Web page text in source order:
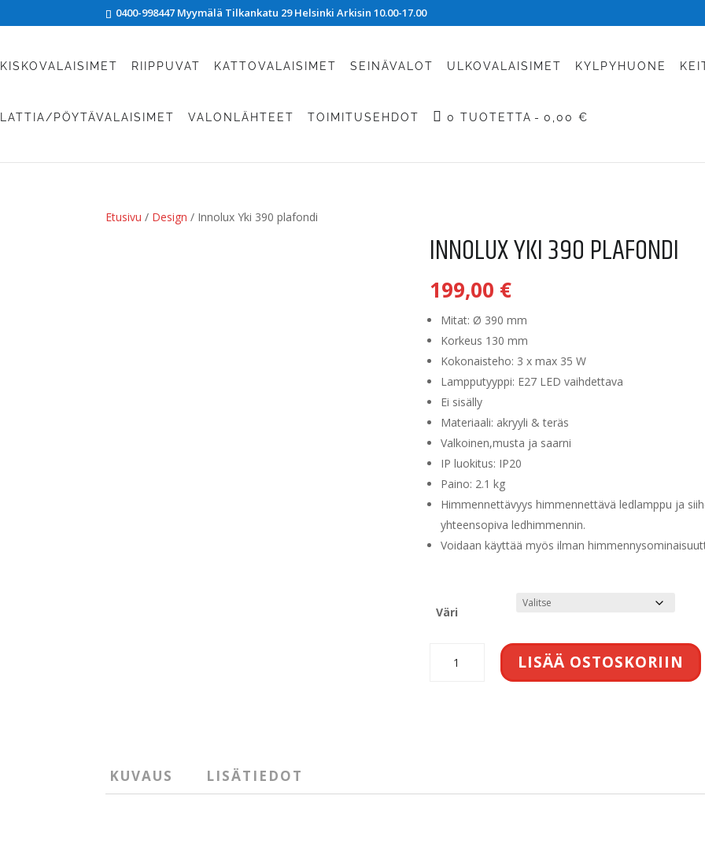
0400-998447 Myymälä Tilkankatu 29 Helsinki Arkisin 10.00-17.00
KISKOVALAISIMET RIIPPUVAT KATTOVALAISIMET SEINÄVALOT ULKOVALAISIMET KYLPYHUONE
LATTIA/PÖYTÄVALAISIMET VALONLÄHTEET TOIMITUSEHDOT 0 TUOTETTA 0,00 €
Etusivu / Design / Innolux Yki 390 plafondi
INNOLUX YKI 390 PLAFONDI
199,00 €
Mitat: Ø 390 mm
Korkeus 130 mm
Kokonaisteho: 3 x max 35 W
Lampputyyppi: E27 LED vaihdettava
Ei sisälly
Materiaali: akryyli & teräs
Valkoinen,musta ja saarni
IP luokitus: IP20
Paino: 2.1 kg
Himmennettävyys himmennettävä ledlamppu ja
yhteensopiva ledhimmennin.
Voidaan käyttää myös ilman
Väri
LISÄÄ OSTOSKORIIN
KUVAUS LISÄTIEDOT